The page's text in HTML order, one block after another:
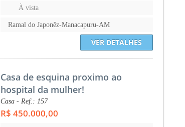
À vista
Ramal do Japonêz-Manacapuru-AM
VER DETALHES
Casa de esquina proximo ao
hospital da mulher!
Casa - Ref.: 157
R$ 450.000,00